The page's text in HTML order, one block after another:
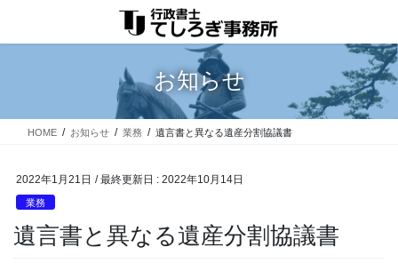
テ
移
ゲ
ン
お知らせ
HOME お知らせ 業務 遺言書と異なる遺産分割協議書
2022年1月21日 / 最終更新日 : 2022年10月14日
業務
遺言書と異なる遺産分割協議書